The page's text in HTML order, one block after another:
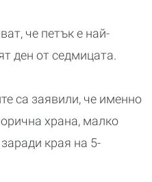
че петък е най-
ден от седмицата.
са заявили, че именно
храна, малко
края на 5-